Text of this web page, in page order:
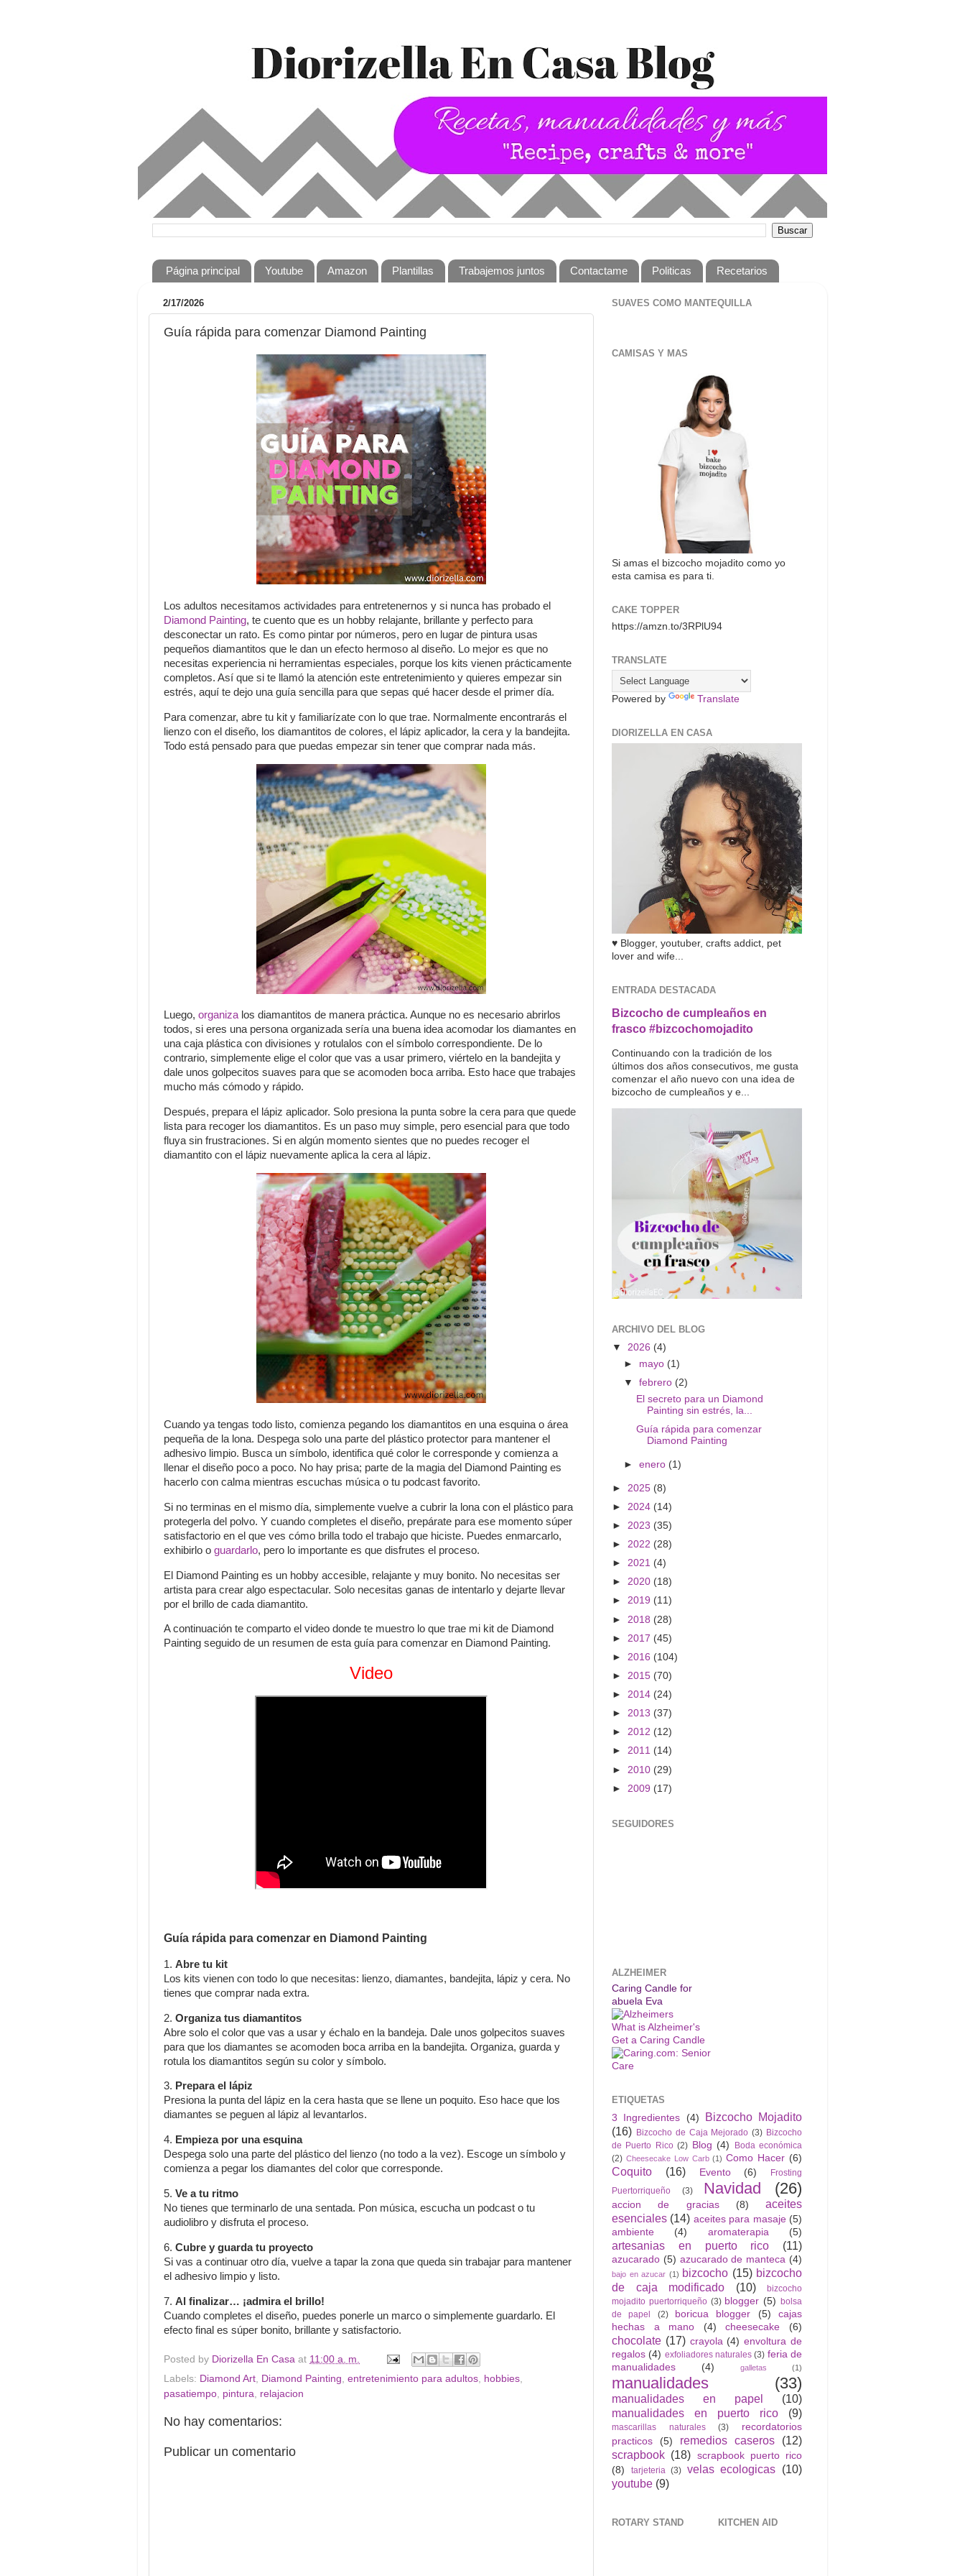
Página principal Youtube Amazon Plantillas Trabajemos juntos Contactame Politicas Recetarios
2/17/2026
Guía rápida para comenzar Diamond Painting
Los adultos necesitamos actividades para entretenernos y si nunca has probado el
Diamond Painting, te cuento que es un hobby relajante, brillante y perfecto para
desconectar un rato. Es como pintar por números, pero en lugar de pintura usas
pequeños diamantitos que le dan un efecto hermoso al diseño. Lo mejor es que no
necesitas experiencia ni herramientas especiales, porque los kits vienen prácticamente
completos. Así que si te llamó la atención este entretenimiento y quieres empezar sin
estrés, aquí te dejo una guía sencilla para que sepas qué hacer desde el primer día.
Para comenzar, abre tu kit y familiarízate con lo que trae. Normalmente encontrarás el
lienzo con el diseño, los diamantitos de colores, el lápiz aplicador, la cera y la bandejita.
Todo está pensado para que puedas empezar sin tener que comprar nada más.
Luego, organizalos diamantitos de manera práctica. Aunque no es necesario abrirlos
todos, si eres una persona organizada sería una buena idea acomodar los diamantes en
una caja plástica con divisiones y rotulalos con el símbolo correspondiente. De lo
contrario, simplemente elige el color que vas a usar primero, viértelo en la bandejita y
dale unos golpecitos suaves para que se acomoden boca arriba. Esto hace que trabajes
mucho más cómodo y rápido.
Después, prepara el lápiz aplicador. Solo presiona la punta sobre la cera para que quede
lista para recoger los diamantitos. Es un paso muy simple, pero esencial para que todo
fluya sin frustraciones. Si en algún momento sientes que no puedes recoger el
diamantito con el lápiz nuevamente aplica la cera al lápiz.
Cuando ya tengas todo listo, comienza pegando los diamantitos en una esquina o área
pequeña de la lona. Despega solo una parte del plástico protector para mantener el
adhesivo limpio. Busca un símbolo, identifica qué color le corresponde y comienza a
llenar el diseño poco a poco. No hay prisa; parte de la magia del Diamond Painting es
hacerlo con calma mientras escuchas música o tu podcast favorito.
Si no terminas en el mismo día, simplemente vuelve a cubrir la lona con el plástico para
protegerla del polvo. Y cuando completes el diseño, prepárate para ese momento súper
satisfactorio en el que ves cómo brilla todo el trabajo que hiciste. Puedes enmarcarlo,
exhibirlo o guardarlo, pero lo importante es que disfrutes el proceso.
El Diamond Painting es un hobby accesible, relajante y muy bonito. No necesitas ser
artista para crear algo espectacular. Solo necesitas ganas de intentarlo y dejarte llevar
por el brillo de cada diamantito.
A continuación te comparto el video donde te muestro lo que trae mi kit de Diamond
Painting seguido de un resumen de esta guía para comenzar en Diamond Painting.
Video
Guía rápida para comenzar en Diamond Painting
1. Abre tu kit
Los kits vienen con todo lo que necesitas: lienzo, diamantes, bandejita, lápiz y cera. No
tienes que comprar nada extra.
2. Organiza tus diamantitos
Abre solo el color que vas a usar y échalo en la bandeja. Dale unos golpecitos suaves
para que los diamantes se acomoden boca arriba en la bandejita. Organiza, guarda y
rotula los diamantitos según su color y símbolo.
3. Prepara el lápiz
Presiona la punta del lápiz en la cera hasta que se llene un poquito. Eso hace que los
diamantes se peguen al lápiz al levantarlos.
4. Empieza por una esquina
Despega solo una parte del plástico del lienzo (no todo a la vez). Escoge un símbolo y
comienza a pegar los diamantes del color que corresponde.
5. Ve a tu ritmo
No tienes que terminarlo de una sentada. Pon música, escucha un podcast o tu
audiolibro y disfruta el proceso.
6. Cubre y guarda tu proyecto
Si vas a continuar otro día, vuelve a tapar la zona que queda sin trabajar para mantener
el adhesivo limpio y listo.
7. Al finalizar… ¡admira el brillo!
Cuando completes el diseño, puedes ponerle un marco o simplemente guardarlo. El
efecto final es súper bonito, brillante y satisfactorio.
Posted by Diorizella En Casa at 11:00 a. m.
Labels: Diamond Art, Diamond Painting, entretenimiento para adultos, hobbies,
pasatiempo, pintura, relajacion
No hay comentarios:
Publicar un comentario
SUAVES COMO MANTEQUILLA
CAMISAS Y MAS
Si amas el bizcocho mojadito como yo
esta camisa es para ti.
CAKE TOPPER
https://amzn.to/3RPlU94
TRANSLATE
Powered by Translate
DIORIZELLA EN CASA
♥ Blogger, youtuber, crafts addict, pet
lover and wife...
ENTRADA DESTACADA
Bizcocho de cumpleaños en
frasco #bizcochomojadito
Continuando con la tradición de los
últimos dos años consecutivos, me gusta
comenzar el año nuevo con una idea de
bizcocho de cumpleaños y e...
ARCHIVO DEL BLOG
▼ 2026 (4)
► mayo (1)
▼febrero (2)
El secreto para un Diamond
Painting sin estrés, la...
Guía rápida para comenzar
Diamond Painting
►enero (1)
► 2025 (8)
► 2024 (14)
► 2023 (35)
► 2022 (28)
► 2021 (4)
► 2020 (18)
► 2019 (11)
► 2018 (28)
► 2017 (45)
► 2016 (104)
► 2015 (70)
► 2014 (24)
► 2013 (37)
► 2012 (12)
► 2011 (14)
► 2010 (29)
► 2009 (17)
SEGUIDORES
ALZHEIMER
Caring Candle for
abuela Eva
What is Alzheimer's
Get a Caring Candle
ETIQUETAS
3 Ingredientes
(4)
Bizcocho Mojadito
(16) Bizcocho de Caja Mejorado (3) Bizcocho
de Puerto Rico (2) Blog (4)
Boda económica
(2) Cheesecake Low Carb (1) Como Hacer (6)
Coquito (16) Evento (6)
Frosting
Puertorriqueño
(3) Navidad (26)
accion de gracias (8)
aceites
esenciales (14) aceites para masaje (5)
ambiente
(4) aromaterapia (5)
artesanias en puerto rico (11)
azucarado (5) azucarado de manteca (4)
bajo en azucar (1) bizcocho (15) bizcocho
de caja modificado
(10)
bizcocho
mojadito puertorriqueño (3) blogger (5) bolsa
de papel
(2) boricua blogger (5)
cajas
hechas a mano
(4) cheesecake (6)
chocolate (17) crayola (4) envoltura de
regalos (4) exfoliadores naturales (3) feria de
manualidades
(4) galletas (1)
manualidades (33)
manualidades en papel
(10)
manualidades en puerto rico
(9)
mascarillas naturales (3)
recordatorios
practicos
(5) remedios caseros
(12)
scrapbook (18) scrapbook puerto rico
(8)
tarjeteria (3) velas ecologicas (10)
youtube (9)
ROTARY STAND KITCHEN AID